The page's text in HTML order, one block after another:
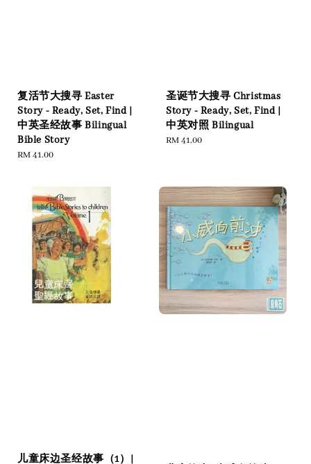
复活节大搜寻 Easter
Story - Ready, Set, Find |
中英圣经故事 Bilingual
Bible Story
Regular
RM 41.00
圣诞节大搜寻 Christmas
Story - Ready, Set, Find |
中英对照 Bilingual
Regular
RM 41.00
儿童床边圣经故事（1）|